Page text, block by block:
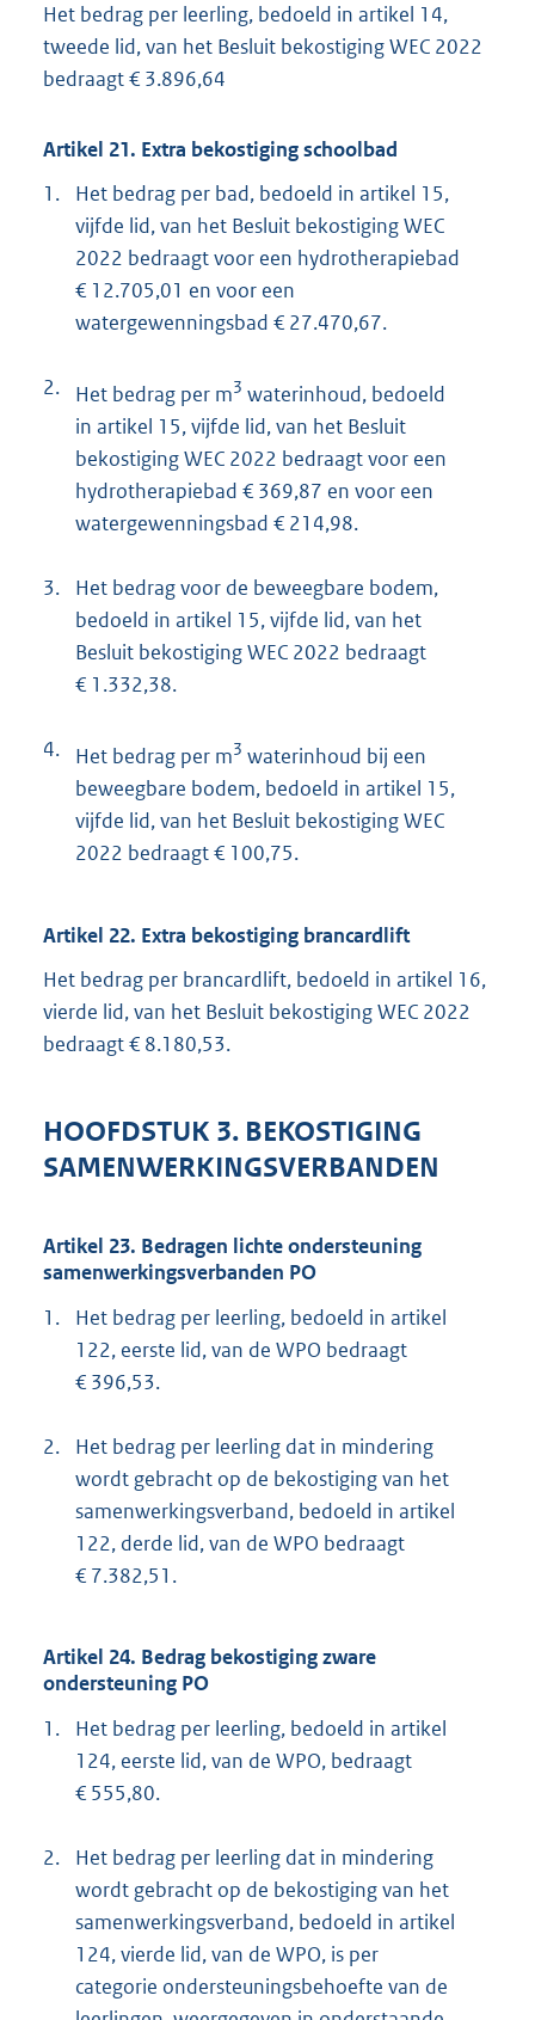
Het bedrag per leerling, bedoeld in artikel 14,
tweede lid, van het Besluit bekostiging WEC 2022
bedraagt € 3.896,64
Artikel 21. Extra bekostiging schoolbad
1.
Het bedrag per bad, bedoeld in artikel 15,
vijfde lid, van het Besluit bekostiging WEC
2022 bedraagt voor een hydrotherapiebad
€ 12.705,01 en voor een
watergewenningsbad € 27.470,67.
2. Het bedrag per m3 waterinhoud, bedoeld
in artikel 15, vijfde lid, van het Besluit
bekostiging WEC 2022 bedraagt voor een
hydrotherapiebad € 369,87 en voor een
watergewenningsbad € 214,98.
3.
Het bedrag voor de beweegbare bodem,
bedoeld in artikel 15, vijfde lid, van het
Besluit bekostiging WEC 2022 bedraagt
€ 1.332,38.
4. Het bedrag per m3 waterinhoud bij een
beweegbare bodem, bedoeld in artikel 15,
vijfde lid, van het Besluit bekostiging WEC
2022 bedraagt € 100,75.
Artikel 22. Extra bekostiging brancardlift
Het bedrag per brancardlift, bedoeld in artikel 16,
vierde lid, van het Besluit bekostiging WEC 2022
bedraagt € 8.180,53.
HOOFDSTUK 3. BEKOSTIGING
SAMENWERKINGSVERBANDEN
Artikel 23. Bedragen lichte ondersteuning
samenwerkingsverbanden PO
1.
Het bedrag per leerling, bedoeld in artikel
122, eerste lid, van de WPO bedraagt
€ 396,53.
2.
Het bedrag per leerling dat in mindering
wordt gebracht op de bekostiging van het
samenwerkingsverband, bedoeld in artikel
122, derde lid, van de WPO bedraagt
€ 7.382,51.
Artikel 24. Bedrag bekostiging zware
ondersteuning PO
1.
Het bedrag per leerling, bedoeld in artikel
124, eerste lid, van de WPO, bedraagt
€ 555,80.
2.
Het bedrag per leerling dat in mindering
wordt gebracht op de bekostiging van het
samenwerkingsverband, bedoeld in artikel
124, vierde lid, van de WPO, is per
categorie ondersteuningsbehoefte van de